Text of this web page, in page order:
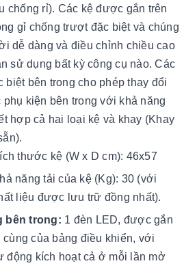
chống rỉ). Các kệ được gắn trên
gỉ chống trượt đặc biệt và chúng
dễ dàng và điều chỉnh chiều cao
sử dụng bất kỳ công cụ nào. Các
biệt bên trong cho phép thay đổi
phụ kiện bên trong với khả năng
hợp cả hai loại kệ và khay (Khay
thước kệ (W x D cm): 46x57
năng tải của kệ (Kg): 30 (với
liệu được lưu trữ đồng nhất).
bên trong: 1 đèn LED, được gắn
của bảng điều khiển, với
động kích hoạt cả ở mỗi lần mở